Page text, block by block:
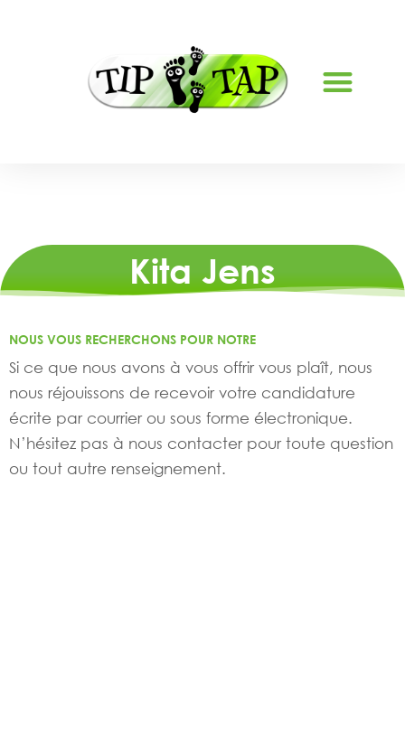
Kita Jens
NOUS VOUS RECHERCHONS POUR NOTRE
Si ce que nous avons à vous offrir vous plaît, nous
nous réjouissons de recevoir votre candidature
écrite par courrier ou sous forme électronique.
N’hésitez pas à nous contacter pour toute question
ou tout autre renseignement.